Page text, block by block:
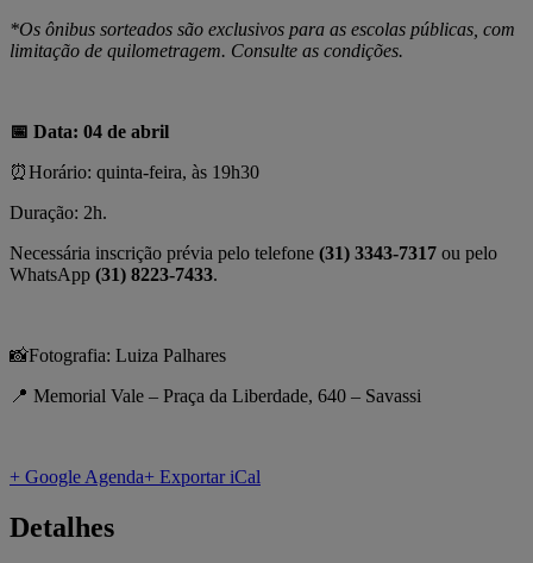
*Os ônibus sorteados são exclusivos para as escolas públicas, com
limitação de quilometragem. Consulte as condições.
📅 Data: 04 de abril
⏰Horário: quinta-feira, às 19h30
Duração: 2h.
Necessária inscrição prévia pelo telefone (31) 3343-7317 ou pelo
WhatsApp (31) 8223-7433.
📸Fotografia: Luiza Palhares
📍 Memorial Vale – Praça da Liberdade, 640 – Savassi
+ Google Agenda+ Exportar iCal
Detalhes